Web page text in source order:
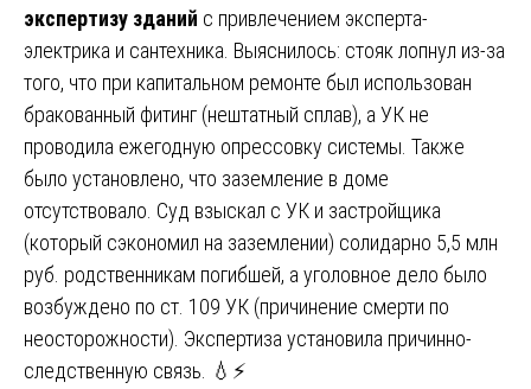
экспертизу зданий с привлечением эксперта-
электрика и сантехника. Выяснилось: стояк лопнул из-за
того, что при капитальном ремонте был использован
бракованный фитинг (нештатный сплав), а УК не
проводила ежегодную опрессовку системы. Также
было установлено, что заземление в доме
отсутствовало. Суд взыскал с УК и застройщика
(который сэкономил на заземлении) солидарно 5,5 млн
руб. родственникам погибшей, а уголовное дело было
возбуждено по ст. 109 УК (причинение смерти по
неосторожности). Экспертиза установила причинно-
следственную связь. 💧⚡